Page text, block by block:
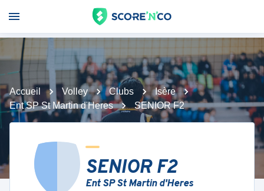
Accueil Volley Clubs
Isère
Ent SP St Martin d'Heres
SENIOR F2
SENIOR F2
Ent SP St Martin d'Heres